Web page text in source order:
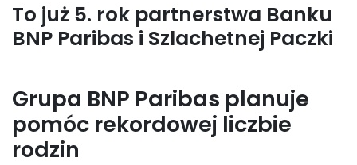
To już 5. rok partnerstwa Banku
BNP Paribas i Szlachetnej Paczki
Grupa BNP Paribas planuje
pomóc rekordowej liczbie
rodzin